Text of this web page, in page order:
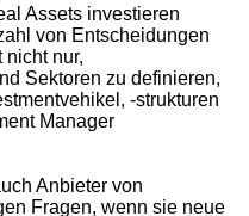
Assets investieren
von Entscheidungen
nicht nur,
Sektoren zu definieren,
-strukturen
Manager
Anbieter von
Fragen, wenn sie neue